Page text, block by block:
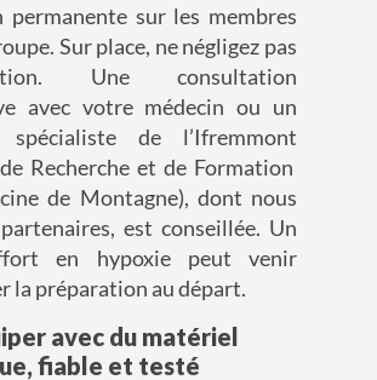
permanente sur les membres
Sur place, ne négligez pas
Une consultation
avec votre médecin ou un
spécialiste de l’Ifremmont
Recherche et de Formation
de Montagne), dont nous
est conseillée. Un
en hypoxie peut venir
la préparation au départ.
avec du matériel
, fiable et testé